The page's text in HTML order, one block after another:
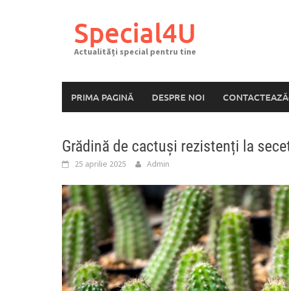
Special4U
Actualități special pentru tine
PRIMA PAGINĂ DESPRE NOI
Grădină de cactuși rezistenți la
25 aprilie 2025 Admin